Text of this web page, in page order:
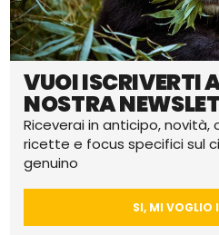
VUOI ISCRIVERTI
NOSTRA
Riceverai in anticipo, novità,
ricette e focus specifici sul
genuino
SI, MI VOGLIO